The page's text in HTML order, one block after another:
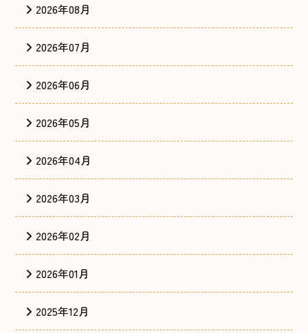
2026年08月
2026年07月
2026年06月
2026年05月
2026年04月
2026年03月
2026年02月
2026年01月
2025年12月